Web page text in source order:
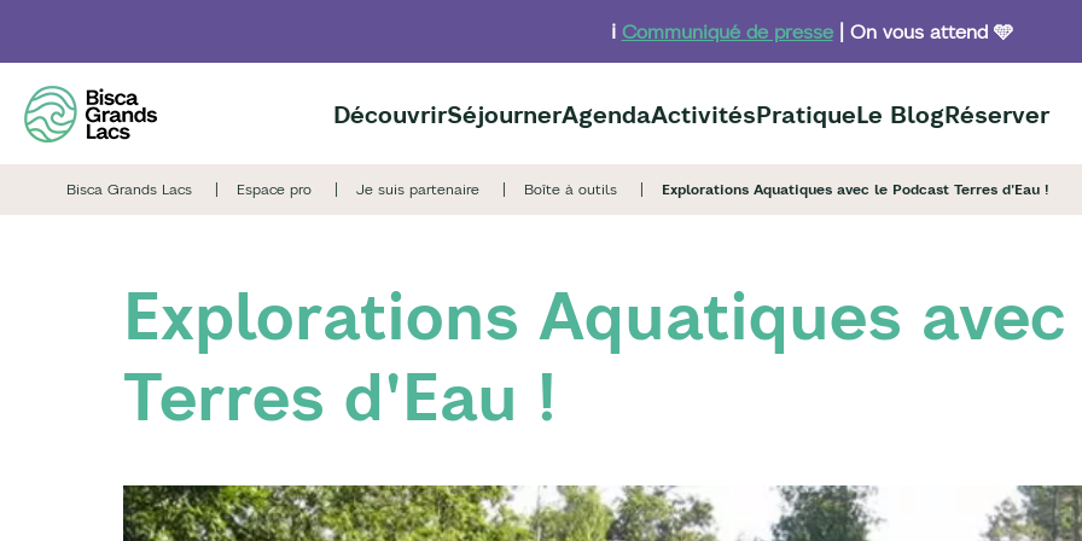
contenu
principal
ℹ️ Communiqué de presse| On vous attend 🩵
DécouvrirSéjournerAgendaActivitésPratiqueLe BlogRéserver
Bisca Grands Lacs Espace pro Je suis partenaire Boîte à outils Explorations Aquatiques avec le Podcast Terres d'Eau !
Explorations Aquatiques
Terres d'Eau !